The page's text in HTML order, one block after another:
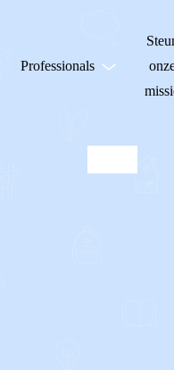
Professionals